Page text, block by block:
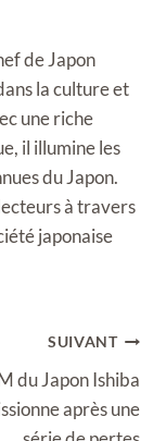
de Japon
la culture et
une riche
il illumine les
du Japon.
à travers
japonaise
SUIVANT
du Japon Ishiba
après une